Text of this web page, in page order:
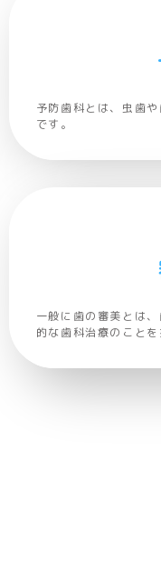
予防歯科とは、虫歯
です。
一般に歯の審美とは
的な歯科治療のこと